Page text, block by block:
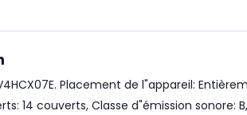
Placement de l"appareil:
14 couverts, Classe d"émission sonore: